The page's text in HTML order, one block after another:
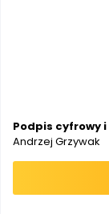
Podpis cyfrowy
Andrzej Grzywak